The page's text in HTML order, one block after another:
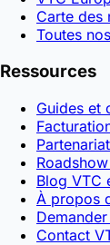
Carte des
Toutes
Ressources
Guides et
Blog VTC
À propos
Contact